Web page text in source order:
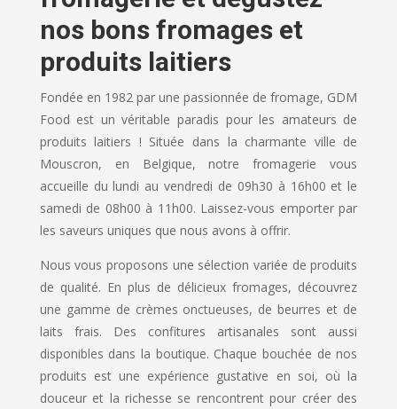
nos bons fromages et
produits laitiers
Fondée en 1982 par une passionnée de fromage, GDM
Food est un véritable paradis pour les amateurs de
produits laitiers ! Située dans la charmante ville de
Mouscron, en Belgique, notre fromagerie vous
accueille du lundi au vendredi de 09h30 à 16h00 et le
samedi de 08h00 à 11h00. Laissez-vous emporter par
les saveurs uniques que nous avons à offrir.
Nous vous proposons une sélection variée de produits
de qualité. En plus de délicieux fromages, découvrez
une gamme de crèmes onctueuses, de beurres et de
laits frais. Des confitures artisanales sont aussi
disponibles dans la boutique. Chaque bouchée de nos
produits est une expérience gustative en soi, où la
douceur et la richesse se rencontrent pour créer des